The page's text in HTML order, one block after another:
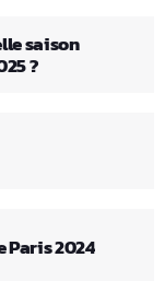
saison
?
Paris 2024